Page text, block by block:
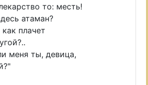
то: месть!
атаман?
плачет
меня ты, девица,